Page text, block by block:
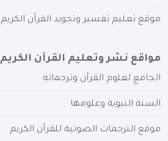
موقع تعليم تفسير وتجويد القرآن الكريم
مواقع نشر وتعليم القرآن الكريم
الجامع لعلوم القرآن وترجماته
السنة النبوية وعلومها
موقع الترجمات الصوتية للقرآن الكريم